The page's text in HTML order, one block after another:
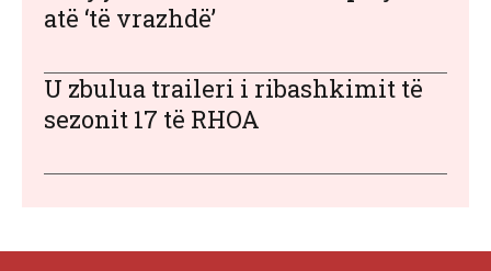
atë ‘të vrazhdë’
U zbulua traileri i ribashkimit të
sezonit 17 të RHOA